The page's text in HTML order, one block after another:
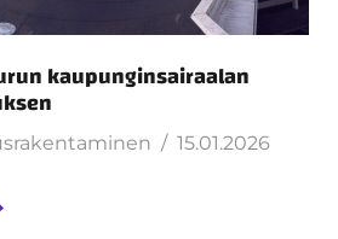
kaupunginsairaalan
15.01.2026